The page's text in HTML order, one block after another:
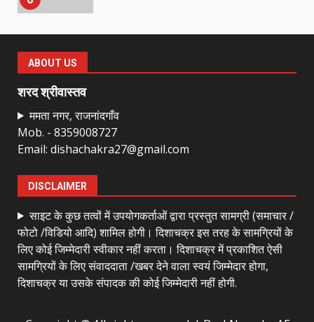
7
March 21, 2026
1
नाबालिक के प्रसव मामले में फरार आरोपी के
संबंध में इनाम की उद्घोषना
2
बदहाल हो गई है राजनांदगाँव-खैरागढ़ सड़क
March 25, 2026
ABOUT US
शरद श्रीवास्तव
ममता नगर, राजनांदगाँव
Mob. - 8359008727
Email: dishachakra27@gmail.com
DISCLAIMER
साइट के कुछ तत्वों में उपयोगकर्ताओं द्वारा प्रस्तुत सामग्री (समाचार /
फोटो /विडियो आदि) शामिल होगी। दिशाचक्र इस तरह के सामग्रियों के
लिए कोई जिम्मेदारी स्वीकार नहीं करता। दिशाचक्र में प्रकाशित ऐसी
सामग्रियों के लिए संवाददाता /खबर देने वाला स्वयं जिम्मेदार होगा,
दिशाचक्र या उसके संपादक की कोई जिम्मेदारी नहीं होगी.